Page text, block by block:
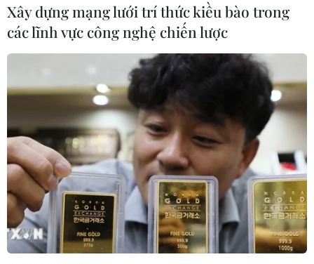
Đến đêm 27/2, nhiều hộ dân sống trong ngõ 7 phố Giang Văn
Minh nhận được thông báo phải di tản để đảm bảo an toàn.
Chính quyền địa phương cho biết, việc di tản người dân thực
Xây dựng mạng lưới trí thức kiều bào trong
các lĩnh vực công nghệ chiến lược